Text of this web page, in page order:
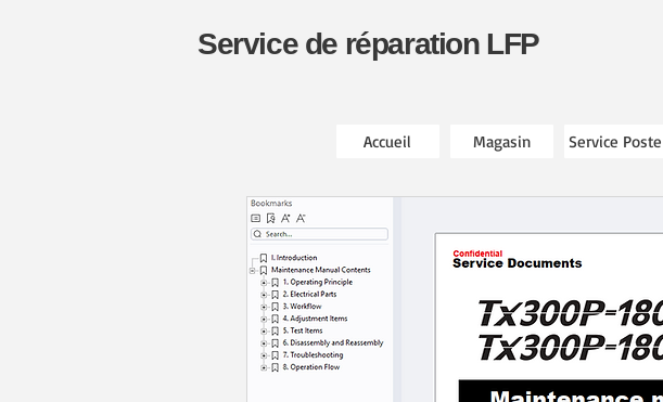
Service de réparation LFP
Accueil Magasin Service Poste